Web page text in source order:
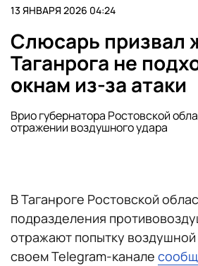
13 ЯНВАРЯ 2026 04:24
Слюсарь призвал
Таганрога не
окнам из-за атаки
Врио губернатора Ростовской
отражении воздушного удара
В Таганроге Ростовской
подразделения
отражают попытку воздушной
своем Telegram-канале